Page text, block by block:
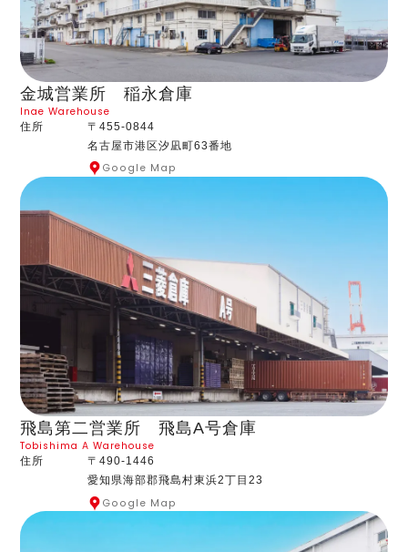
金城営業所 稲永倉庫
Inae Warehouse
住所
〒455-0844
名古屋市港区汐凪町63番地
Google Map
飛島第二営業所 飛島A号倉庫
Tobishima A Warehouse
住所
〒490-1446
愛知県海部郡飛島村東浜2丁目23
Google Map